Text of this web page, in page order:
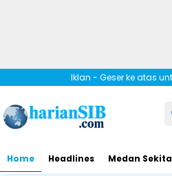
Iklan - Geser ke atas
Home Headlines Medan